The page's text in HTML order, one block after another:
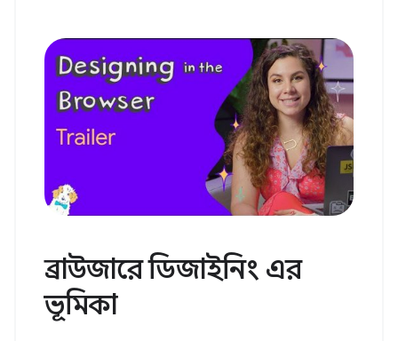
ব্রাউজারে ডিজাইনিং এর
ভূমিকা